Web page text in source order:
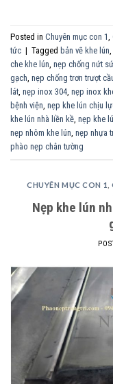
Posted in Chuyên mục con 1
tức | Tagged bản vẽ khe lún
che khe lún nẹp chống nứt
gạch nẹp chống trơn trượt
lát nẹp inox 304 nẹp inox
bệnh viện nẹp khe lún chịu
khe lún nhà liền kề nẹp khe
nẹp nhôm khe lún nẹp nhựa
phào nẹp chân tường
CHUYÊN MỤC CON 1 ,
Nẹp khe lún